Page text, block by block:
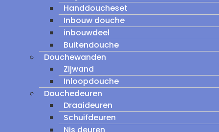
Handdoucheset
Inbouw douche
inbouwdeel
Buitendouche
Douchewanden
Zijwand
Inloopdouche
Douchedeuren
Draaideuren
Schuifdeuren
Nis deuren